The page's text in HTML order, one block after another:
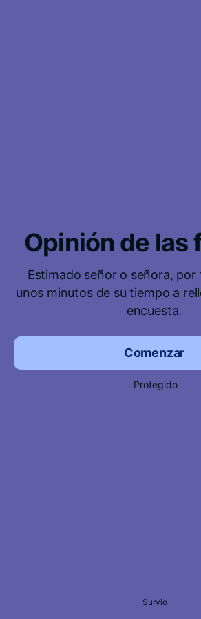
Opinión de las
Estimado señor o señora, por
unos minutos de su tiempo a
encuesta.
Comenzar
Protegido
Survio